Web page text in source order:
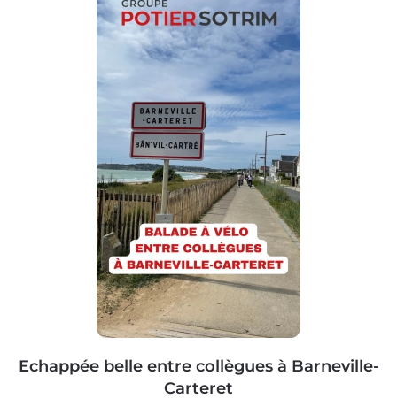
Echappée belle entre collègues à Barneville-
Carteret